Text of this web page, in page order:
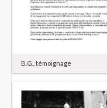
B.G., témoignage